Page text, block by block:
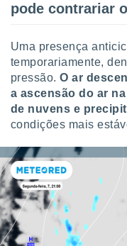
de
ao
através
nós e
únicos
para
e
pode contrariar
Uma presença
temporariamente,
pressão.O ar
a ascensão do ar
de nuvens e
condições mais